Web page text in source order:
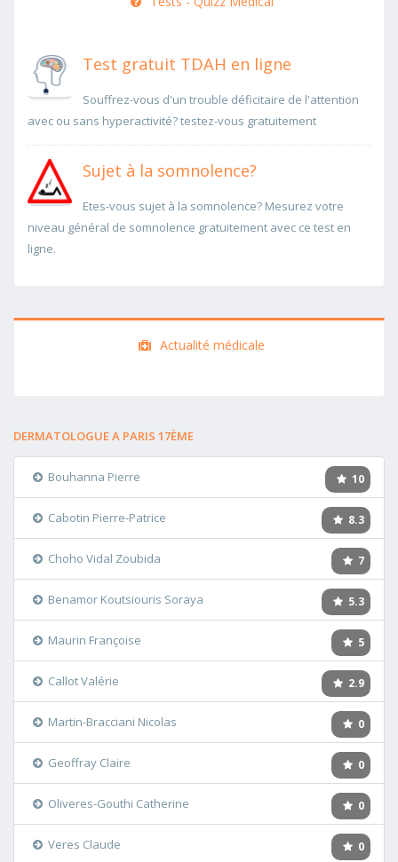
Test gratuit TDAH en ligne
Souffrez-vous d'un trouble déficitaire de l'attention
avec ou sans hyperactivité? testez-vous gratuitement
Sujet à la somnolence?
Etes-vous sujet à la somnolence? Mesurez votre
niveau général de somnolence gratuitement avec ce test en
ligne.
Actualité médicale
DERMATOLOGUE A PARIS 17ÈME
10
Bouhanna Pierre
8.3
Cabotin Pierre-Patrice
7
Choho Vidal Zoubida
5.3
Benamor Koutsiouris Soraya
5
Maurin Françoise
2.9
Callot Valérie
0
Martin-Bracciani Nicolas
0
Geoffray Claire
0
Oliveres-Gouthi Catherine
0
Veres Claude